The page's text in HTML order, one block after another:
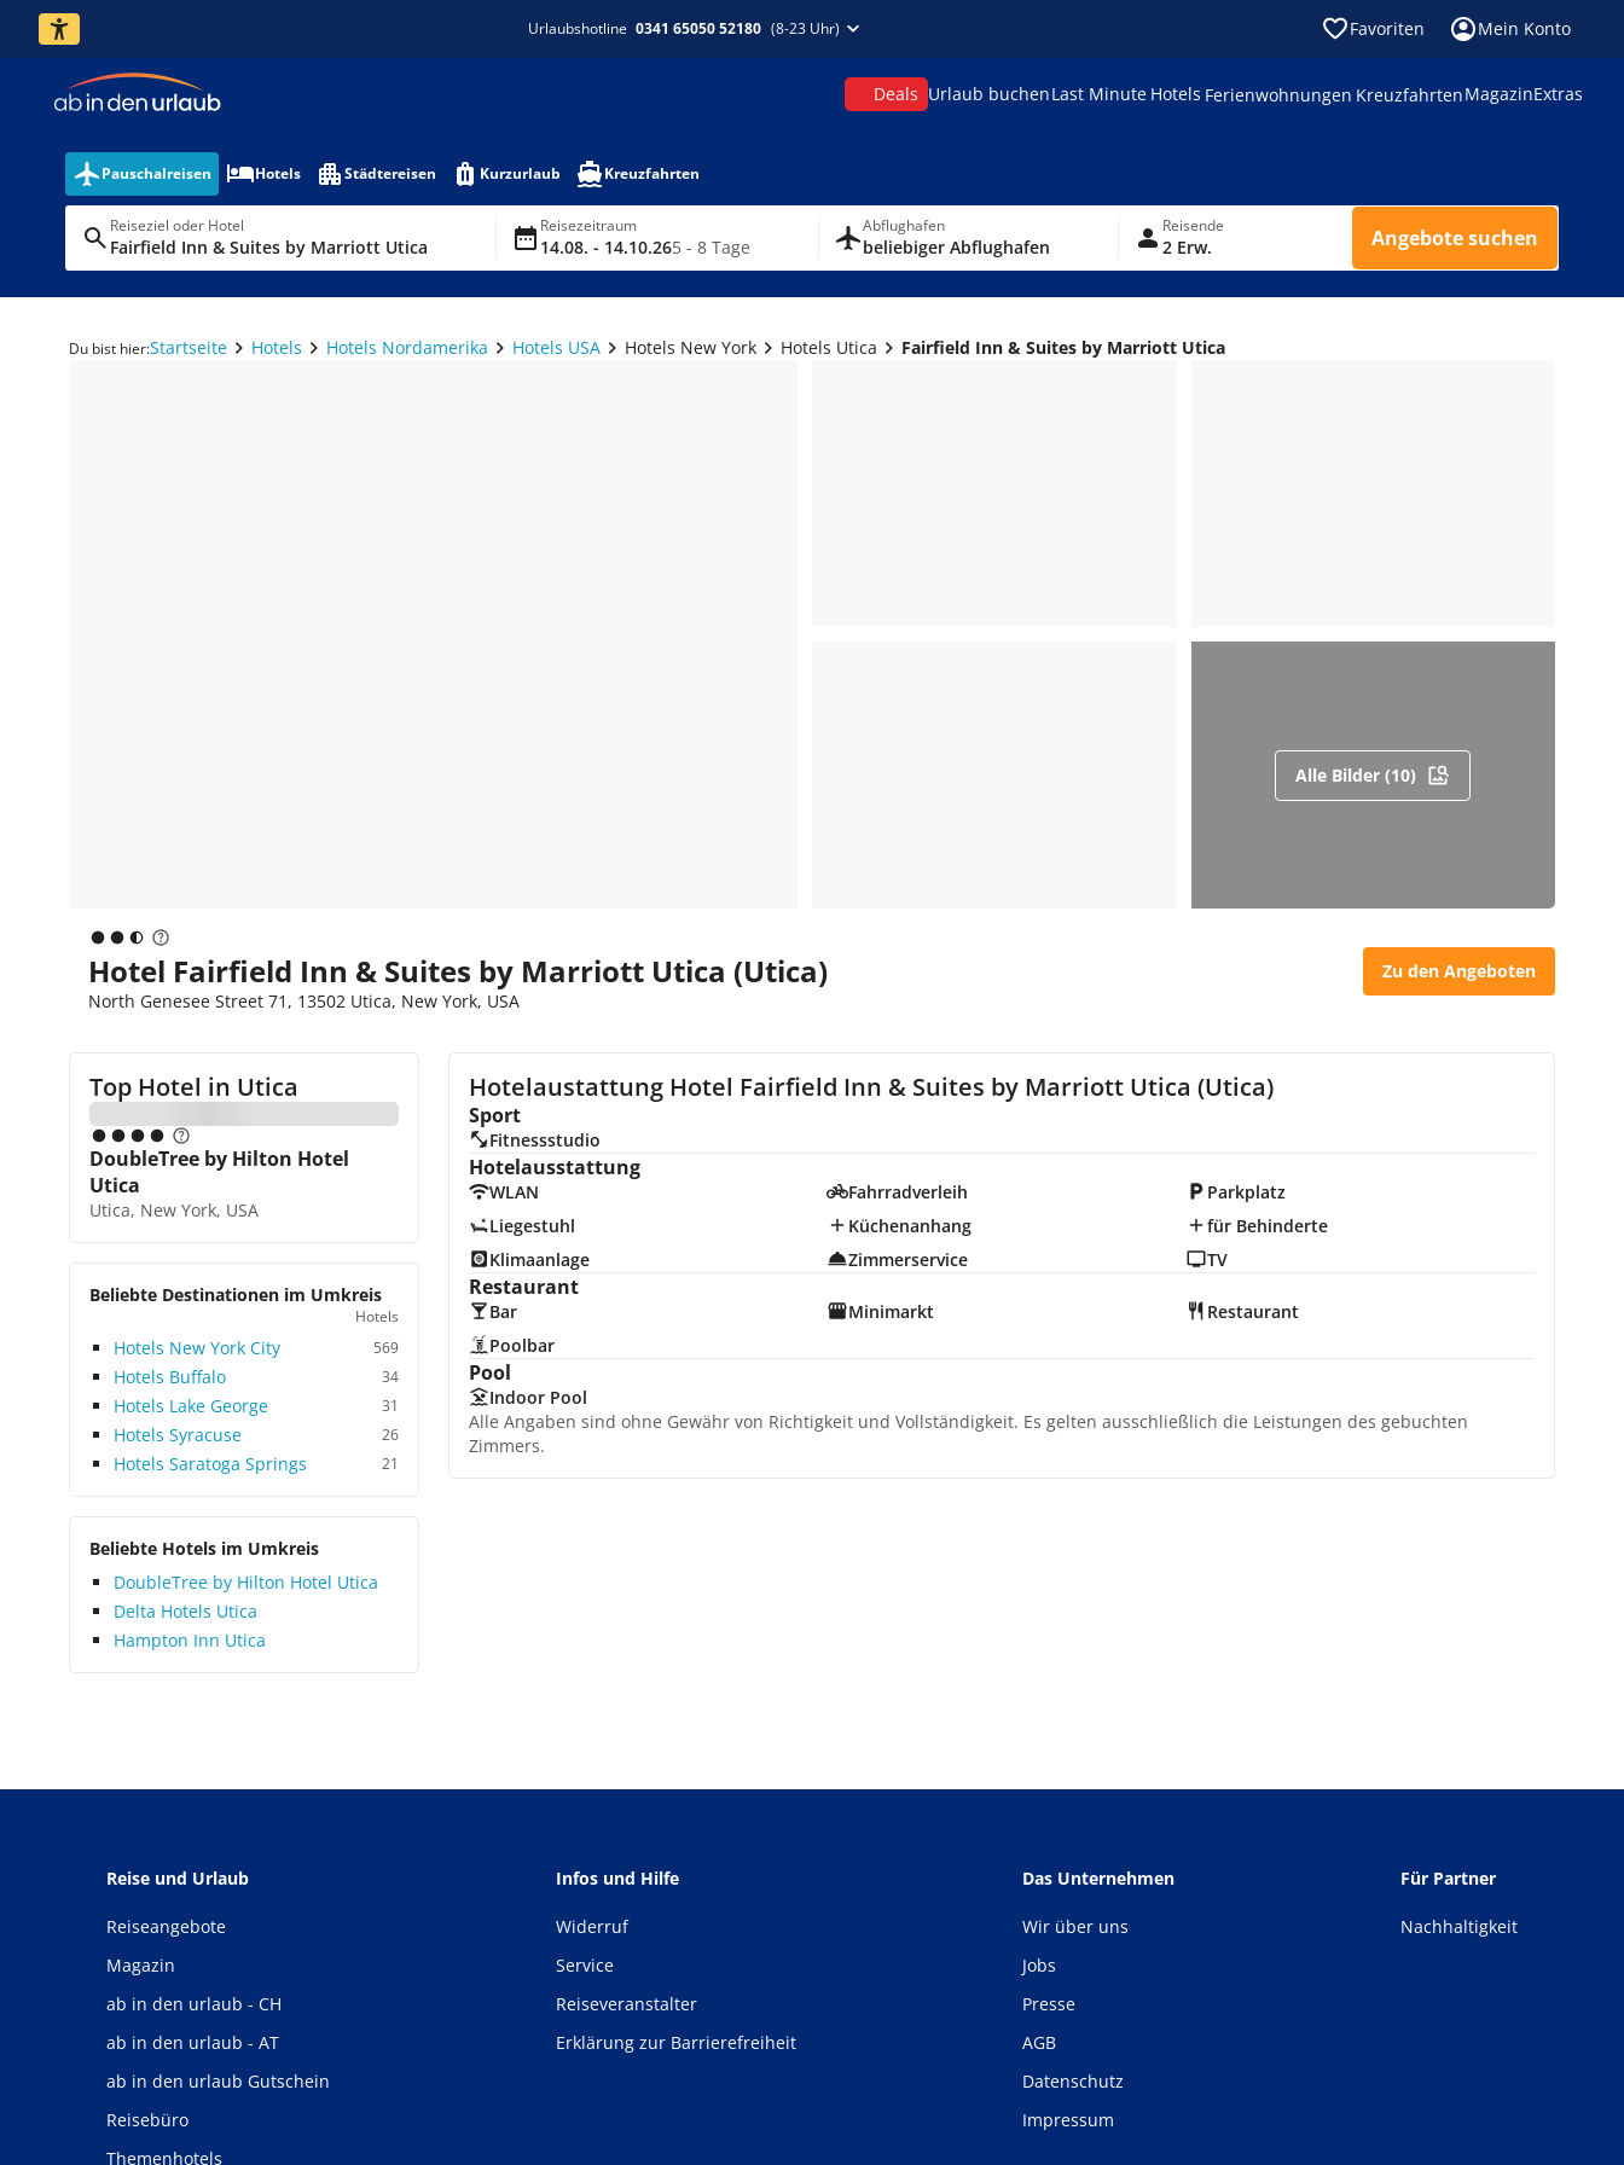
Urlaubshotline 0341 65050 52180 (8-23 Uhr) Favoriten Mein Konto
Deals Urlaub buchenLast Minute Hotels Ferienwohnungen KreuzfahrtenMagazinExtras
Pauschalreisen Hotels Städtereisen Kurzurlaub Kreuzfahrten
Reiseziel oder Hotel
Fairfield Inn & Suites by Marriott Utica
Reisezeitraum
14.08. - 14.10.265 - 8 Tage
Abflughafen
beliebiger Abflughafen
Reisende
2 Erw. Angebote suchen
Du bist hier:Startseite Hotels Hotels Nordamerika Hotels USA Hotels New York Hotels Utica Fairfield Inn & Suites by Marriott Utica
Alle Bilder (10)
Hotel Fairfield Inn & Suites by Marriott Utica (Utica)
North Genesee Street 71, 13502 Utica, New York, USA
Zu den Angeboten
Top Hotel in Utica
DoubleTree by Hilton Hotel
Utica
Utica, New York, USA
Beliebte Destinationen im Umkreis
Hotels
Hotels New York City 569
Hotels Buffalo 34
Hotels Lake George 31
Hotels Syracuse 26
Hotels Saratoga Springs 21
Beliebte Hotels im Umkreis
DoubleTree by Hilton Hotel Utica
Delta Hotels Utica
Hampton Inn Utica
Hotelaustattung Hotel Fairfield Inn & Suites by Marriott Utica (Utica)
Sport
Fitnessstudio
Hotelausstattung
WLAN Fahrradverleih
Parkplatz
Liegestuhl
Küchenanhang
für Behinderte
Klimaanlage
Zimmerservice TV
Restaurant
Bar Minimarkt
Restaurant
Poolbar
Pool
Indoor Pool
Alle Angaben sind ohne Gewähr von Richtigkeit und Vollständigkeit. Es gelten ausschließlich die Leistungen des gebuchten
Zimmers.
Reise und Urlaub
Reiseangebote
Magazin
ab in den urlaub - CH
ab in den urlaub - AT
ab in den urlaub Gutschein
Reisebüro
Themenhotels
Infos und Hilfe
Widerruf
Service
Reiseveranstalter
Erklärung zur Barrierefreiheit
Das Unternehmen
Wir über uns
Jobs
Presse
AGB
Datenschutz
Impressum
Für Partner
Nachhaltigkeit